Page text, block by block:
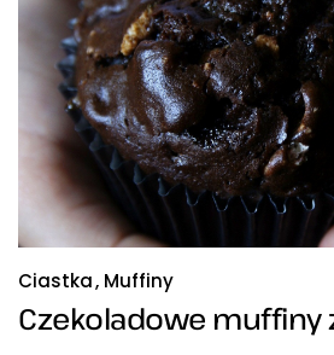
Ciastka Muffiny
Czekoladowe muffiny